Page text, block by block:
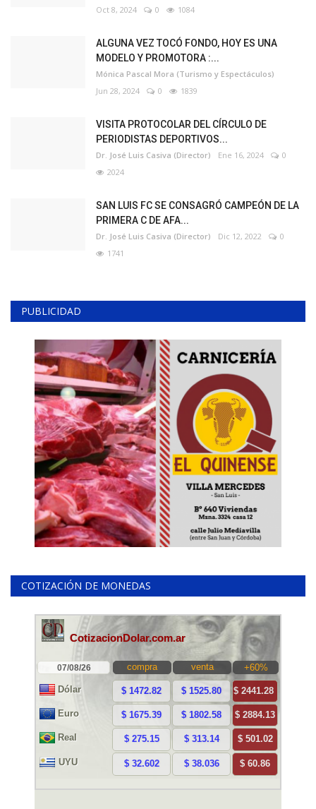
Oct 8, 2024 0 1084
ALGUNA VEZ TOCÓ FONDO, HOY ES UNA
MODELO Y PROMOTORA :...
Mónica Pascal Mora (Turismo y Espectáculos)
Jun 28, 2024
0 1839
VISITA PROTOCOLAR DEL CÍRCULO DE
PERIODISTAS DEPORTIVOS...
Dr. José Luis Casiva (Director) Ene 16, 2024
0
2024
SAN LUIS FC SE CONSAGRÓ CAMPEÓN DE LA
PRIMERA C DE AFA...
Dr. José Luis Casiva (Director) Dic 12, 2022
0
1741
PUBLICIDAD
COTIZACIÓN DE MONEDAS